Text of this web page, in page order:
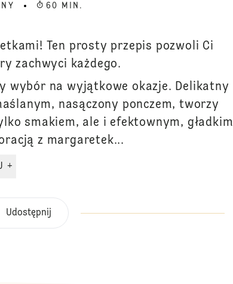
60 MIN.
Ten prosty przepis pozwoli Ci
zachwyci każdego.
wybór na wyjątkowe okazje. Delikatny
nasączony ponczem, tworzy
smakiem, ale i efektownym, gładkim
z margaretek...
POKAŻ WIĘCEJ +
Udostępnij